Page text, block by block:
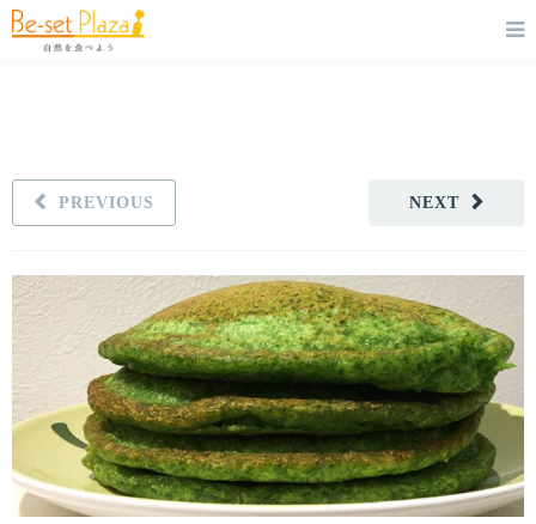
NEXT
PREVIOUS